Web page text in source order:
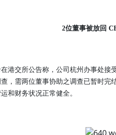
2位董事被放回
港交所公告称，公司杭州办事处
，需两位董事协助之调查已暂时
和财务状况正常健全。